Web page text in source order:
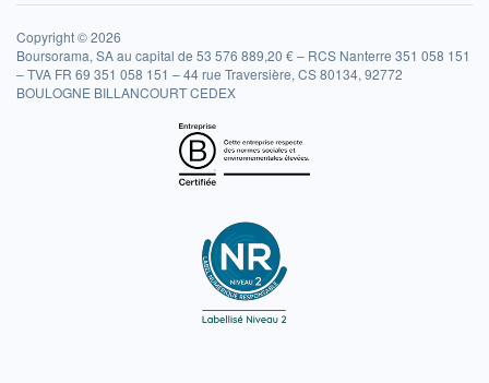
Copyright © 2026
Boursorama, SA au capital de 53 576 889,20 € – RCS Nanterre 351 058 151
– TVA FR 69 351 058 151 – 44 rue Traversière, CS 80134, 92772
BOULOGNE BILLANCOURT CEDEX